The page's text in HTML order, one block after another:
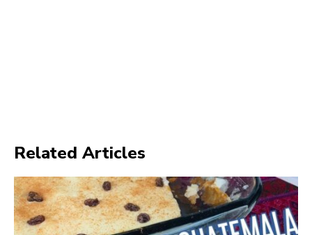
Related Articles